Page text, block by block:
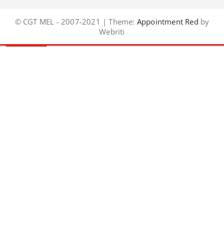
© CGT MEL - 2007-2021 | Theme: Appointment Red by
Webriti